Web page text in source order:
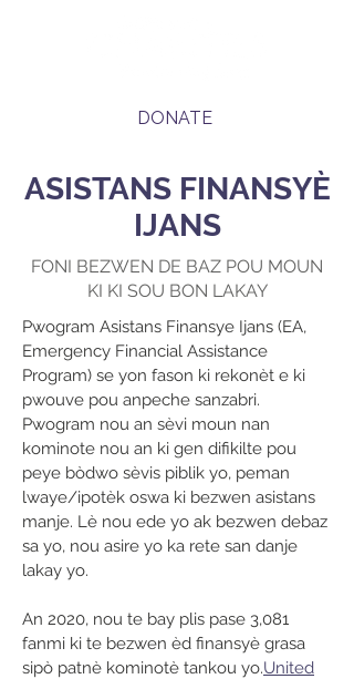
DONATE
ASISTANS FINANSYÈ
IJANS
FONI BEZWEN DE BAZ POU MOUN
KI KI SOU BON LAKAY
Pwogram Asistans Finansye Ijans (EA,
Emergency Financial Assistance
Program) se yon fason ki rekonèt e ki
pwouve pou anpeche sanzabri.
Pwogram nou an sèvi moun nan
kominote nou an ki gen difikilte pou
peye bòdwo sèvis piblik yo, peman
lwaye/ipotèk oswa ki bezwen asistans
manje. Lè nou ede yo ak bezwen debaz
sa yo, nou asire yo ka rete san danje
lakay yo.
An 2020, nou te bay plis pase 3,081
fanmi ki te bezwen èd finansyè grasa
sipò patnè kominotè tankou yo.United